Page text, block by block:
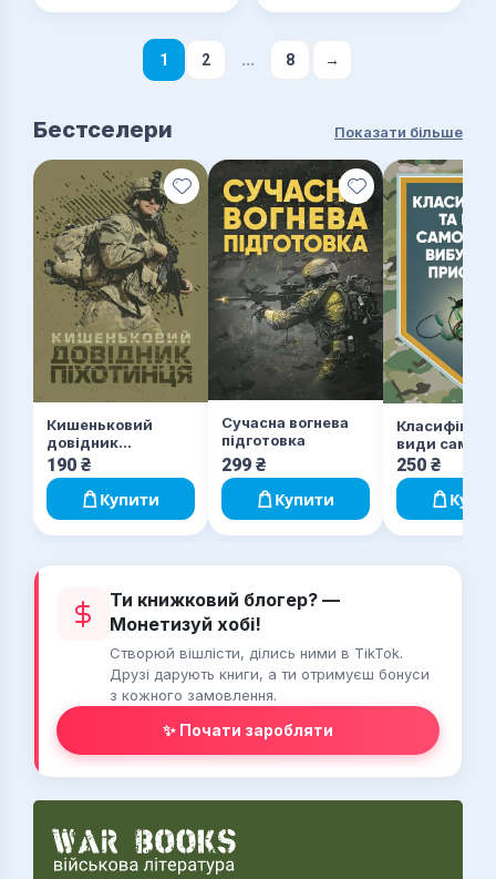
терміном навчання)
1 2 ... 8 →
Бестселери Показати більше
Кишеньковий
довідник
піхотинця
190 ₴
Купити
Сучасна вогнева
підготовка
299 ₴
Купити
види
вибухових
пристроїв
250 ₴
Ти книжковий блогер? —
Монетизуй хобі!
Створюй вішлісти, ділись ними в TikTok.
Друзі дарують книги, а ти отримуєш бонуси
з кожного замовлення.
✨ Почати заробляти